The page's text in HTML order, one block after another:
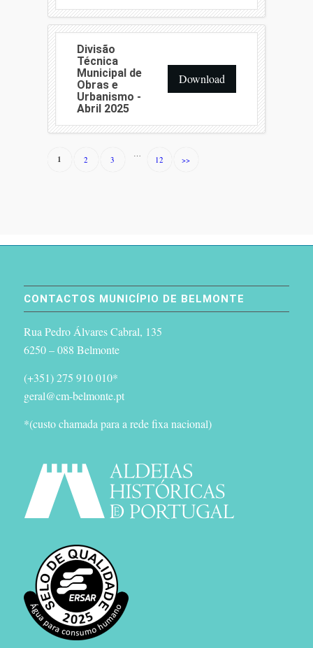
Divisão
Técnica
Municipal de
Obras e
Urbanismo -
Abril 2025
Download
1 2 3 12 >>
CONTACTOS MUNICÍPIO DE BELMONTE
Rua Pedro Álvares Cabral, 135
6250 – 088 Belmonte
(+351) 275 910 010*
geral@cm-belmonte.pt
*(custo chamada para a rede fixa nacional)